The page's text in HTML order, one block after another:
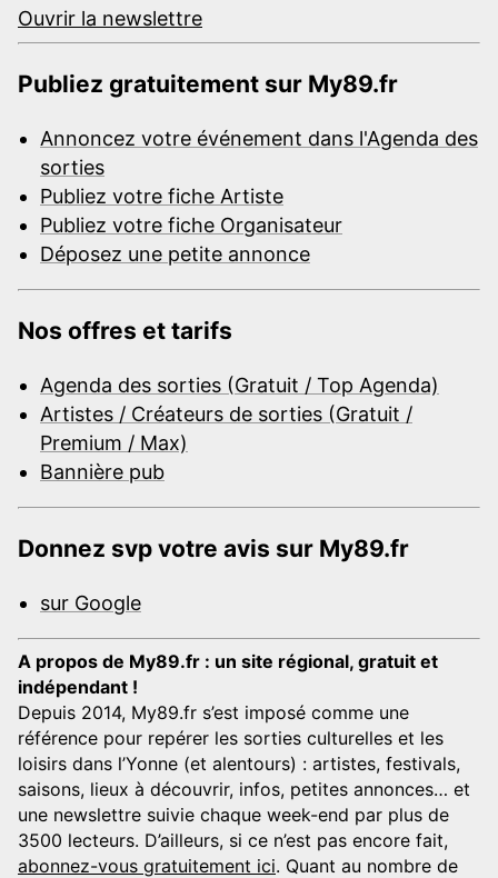
Ouvrir la newslettre
Publiez gratuitement sur My89.fr
Annoncez votre événement dans l'Agenda des
sorties
Publiez votre fiche Artiste
Publiez votre fiche Organisateur
Déposez une petite annonce
Nos offres et tarifs
Agenda des sorties (Gratuit / Top Agenda)
Artistes / Créateurs de sorties (Gratuit /
Premium / Max)
Bannière pub
Donnez svp votre avis sur My89.fr
sur Google
A propos de My89.fr : un site régional, gratuit et
indépendant !
Depuis 2014, My89.fr s’est imposé comme une
référence pour repérer les sorties culturelles et les
loisirs dans l’Yonne (et alentours) : artistes, festivals,
saisons, lieux à découvrir, infos, petites annonces… et
une newslettre suivie chaque week-end par plus de
3500 lecteurs. D’ailleurs, si ce n’est pas encore fait,
abonnez-vous gratuitement ici. Quant au nombre de